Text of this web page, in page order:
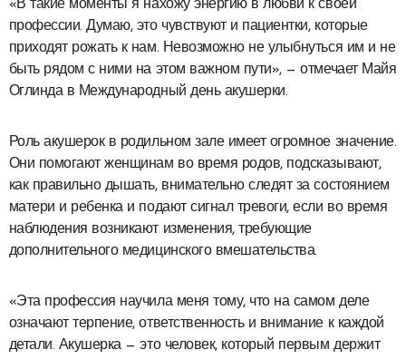
«В такие моменты я нахожу энергию в любви к своей
профессии. Думаю, это чувствуют и пациентки, которые
приходят рожать к нам. Невозможно не улыбнуться им и не
быть рядом с ними на этом важном пути», — отмечает Майя
Оглинда в Международный день акушерки.
Роль акушерок в родильном зале имеет огромное значение.
Они помогают женщинам во время родов, подсказывают,
как правильно дышать, внимательно следят за состоянием
матери и ребенка и подают сигнал тревоги, если во время
наблюдения возникают изменения, требующие
дополнительного медицинского вмешательства.
«Эта профессия научила меня тому, что на самом деле
означают терпение, ответственность и внимание к каждой
детали. Акушерка — это человек, который первым держит